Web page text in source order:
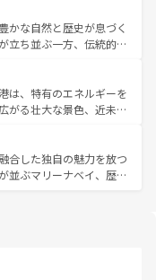
な魅力を心ゆくまで味
お、新着の韓国情報はコンテンツ一
ノイの古い町並みやホ
建物も、独特の雰囲気を
ィの豊かさとおいしさで
ムコーヒーなどは、ぜ
訪れてもあたたかい人々
っと忘れられない旅にな
かな自然と歴史が息づく
立ち並ぶ一方、伝統的な
ェンマイなどの山岳地
ーケットやクラビの美し
ことができる。タイ料理
季節にも異なる楽しみ
の人々、仏教を中心とし
、訪れる旅人を魅了し続
は、特有のエネルギーを
がる壮大な景色、近未来
観光スポットが密集し
るのも魅力。息をのむよ
香港を存分に楽しみ尽く
合した独自の魅力を放つ
並ぶマリーナベイ、歴史
める外せないスポット